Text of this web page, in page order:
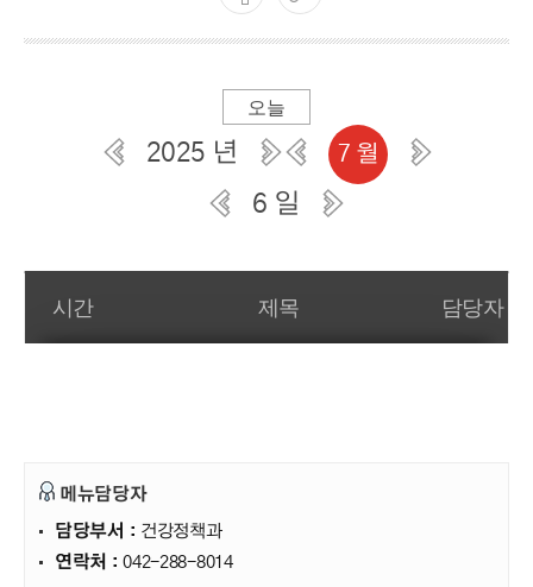
오늘
2025 년 7 월
6 일
일간 부서일정관리
시간 제목 담당자
메뉴담당자
담당부서 : 건강정책과
연락처 :042-288-8014